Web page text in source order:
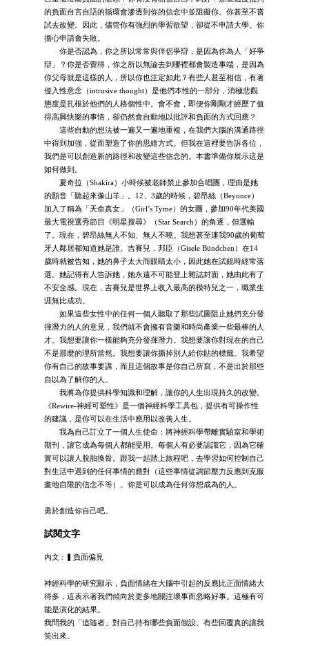
的負面自言自語的循環會滲透到你的信念中並阻礙你。你甚至不嘗
試去改變。因此，儘管你有強烈的學習欲望，卻從不申請大學。你
擔心申請會失敗。
你是否認為，你之所以常常與伴侶爭辯，是因為你為人「好爭
辯」？你是否覺得，你之所以無論去到哪裡都會製造事端，是因為
你父母就是這樣的人，所以你也注定如此？有些人甚至相信，有著
侵入性意念（intrusive thought）是他們本性的一部分，消極悲觀
態度是扎根於他們的人格個性中。會不會，即便你剛剛才經歷了值
得高興快樂的事情，卻仍然會自動地以批評和負面的方式回應？
這些自動的想法被一遍又一遍地重複，在我們大腦的溝通路徑
中得到加強，從而塑造了你的思維方式。但我在這裡要告訴各位，
我們是可以創造新的路徑和改變這些信念的。本書準備你展示這是
如何做到。
夏奇拉（Shakira）小時候被老師禁止參加合唱團，理由是她
的顫音「聽起來像山羊」。12、3歲的時候，碧昂絲（Beyonce）
加入了稱為「天命真女」（Girl’s Tyme）的女團，參加90年代美國
最大電視選秀節目《明星搜尋》（Star Search）的角逐，但選輸
了。現在，碧昂絲無人不知、無人不曉。我想甚至連我90歲的葡萄
牙人鄰居都知道她是誰。吉賽兒．邦臣（Gisele Bündchen）在14
歲時就被告知，她的鼻子太大而眼睛太小，因此她在試鏡時經常落
選。她記得有人告訴她，她永遠不可能登上雜誌封面，她由此有了
不安全感。現在，吉賽兒是世界上收入最高的模特兒之一，職業生
涯無比成功。
如果這些女性中的任何一個人聽取了那些試圖阻止她們充分發
揮潛力的人的意見，我們就不會擁有音樂和時尚產業一些最棒的人
才。我想要讓你一樣能夠充分發揮潛力。我想要讓你對現在的自己
不是那麼的理所當然。我想要讓你撕掉別人給你貼的標籤。我希望
你有自己的故事要講，而且這個故事是你自己所寫，不是出於那些
自以為了解你的人。
我將為你提供科學知識和理解，讓你的人生出現持久的改變。
《Rewire-神經可塑性》是一個神經科學工具包，提供有可操作性
的建議，是你可以在生活中應用以改善人生。
我為自己訂立了一個人生使命：將神經科學帶離實驗室和學術
期刊，讓它成為每個人都能受用。每個人有必要認識它，因為它確
實可以讓人脫胎換骨。跟我一起踏上旅程吧，去學習如何控制自己
對生活中遇到的任何事情的應對（這些事情從調節壓力反應到克服
畫地自限的信念不等）。你是可以成為任何你想成為的人。
勇於創造你自己吧。
試閱文字
內文 : ▍負面偏見
神經科學的研究顯示，負面情緒在大腦中引起的反應比正面情緒大
得多，這表示著我們傾向於更多地關注壞事而忽略好事。這極有可
能是演化的結果。
我問我的「追隨者」對自己持有哪些負面假設。有些回覆真的讓我
笑出來。